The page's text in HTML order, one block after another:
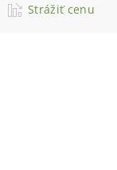
Strážiť cenu